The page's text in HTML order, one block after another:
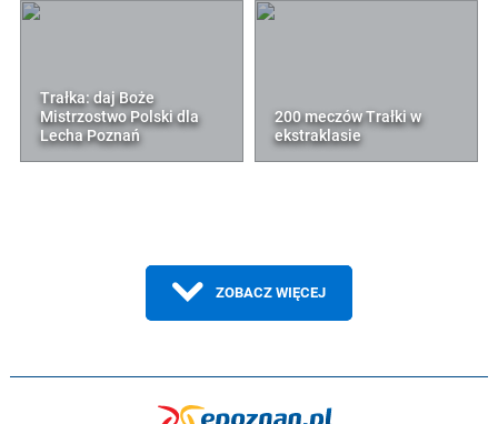
Trałka: daj Boże
Mistrzostwo Polski dla
Lecha Poznań
200 meczów Trałki w
ekstraklasie
ZOBACZ WIĘCEJ